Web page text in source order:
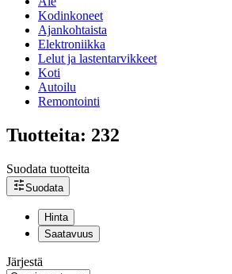
Kodinkoneet
Ajankohtaista
Elektroniikka
Lelut ja lastentarvikkeet
Koti
Autoilu
Remontointi
Tuotteita: 232
Suodata tuotteita
Suodata
Hinta
Saatavuus
Järjestä